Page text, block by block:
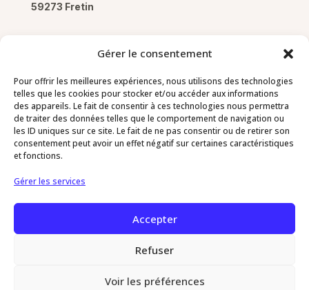
Gérer le consentement
Pour offrir les meilleures expériences, nous utilisons des technologies
telles que les cookies pour stocker et/ou accéder aux informations
des appareils. Le fait de consentir à ces technologies nous permettra
de traiter des données telles que le comportement de navigation ou
les ID uniques sur ce site. Le fait de ne pas consentir ou de retirer son
consentement peut avoir un effet négatif sur certaines caractéristiques
et fonctions.
Gérer les services
Accepter
Refuser
Voir les préférences
59273 Fretin
Pages
Mentions légales
Politique de confidentialité
Politique de cookies